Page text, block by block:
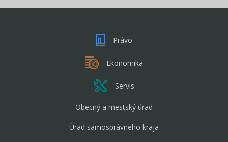
Právo
Ekonomika
Servis
Obecný a mestský úrad
Úrad samosprávneho kraja